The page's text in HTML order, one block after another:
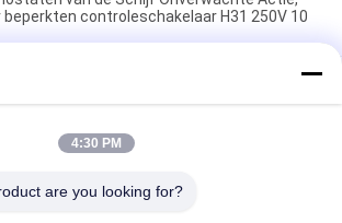
controleschakelaar H31 250V 10
KSD301 Bimetaalthermostaatac
Macht
categorieën
4:30 PM
are you looking for?